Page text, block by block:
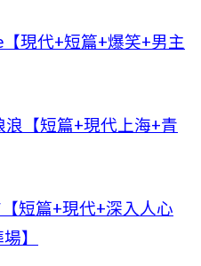
現代+短篇+爆笑+男主
浪【短篇+現代上海+青
短篇+現代+深入人心
】